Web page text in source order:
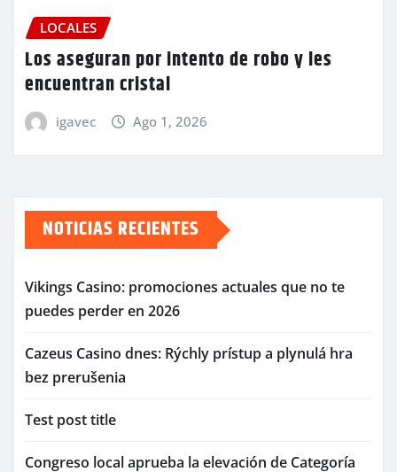
LOCALES
Los aseguran por intento de robo y les
encuentran cristal
igavec Ago 1, 2026
NOTICIAS RECIENTES
Vikings Casino: promociones actuales que no te
puedes perder en 2026
Cazeus Casino dnes: Rýchly prístup a plynulá hra
bez prerušenia
Test post title
Congreso local aprueba la elevación de Categoría